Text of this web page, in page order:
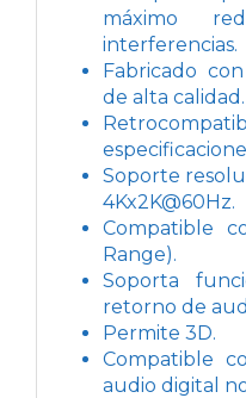
máximo
interferencias.
Fabricado
de alta calidad.
Soporte
4Kx2K@60Hz.
Compatible
Range).
Soporta
retorno de
Permite 3D.
Compatible
audio digital